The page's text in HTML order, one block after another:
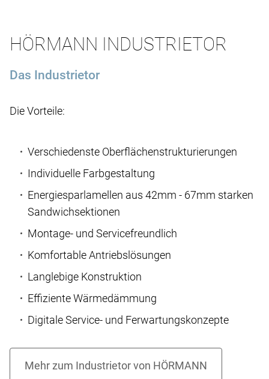
HÖRMANN INDUSTRIETOR
Das Industrietor
Die Vorteile:
Verschiedenste Oberflächenstrukturierungen
Individuelle Farbgestaltung
Energiesparlamellen aus 42mm - 67mm starken
Sandwichsektionen
Montage- und Servicefreundlich
Komfortable Antriebslösungen
Langlebige Konstruktion
Effiziente Wärmedämmung
Digitale Service- und Ferwartungskonzepte